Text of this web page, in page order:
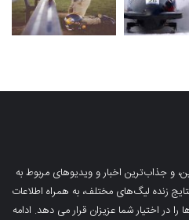
و جذاب‌ترین اخبار و ویدیوهای مربوط به
زنده لیگ‌های مختلف، به همراه اطلاعات
را در اختیار شما عزیزان قرار می دهد. ادامه